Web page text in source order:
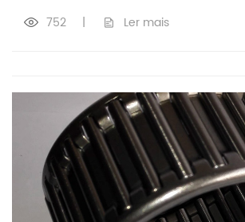
752 | Ler mais